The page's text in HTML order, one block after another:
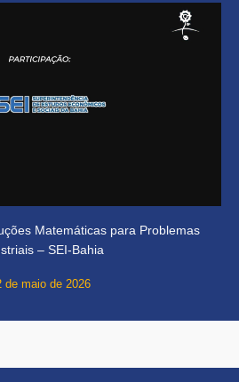
Matemáticas para Problemas
– SEI-Bahia
de maio de 2026